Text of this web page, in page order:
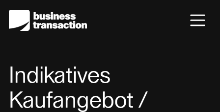
Indikatives
Kaufangebot /